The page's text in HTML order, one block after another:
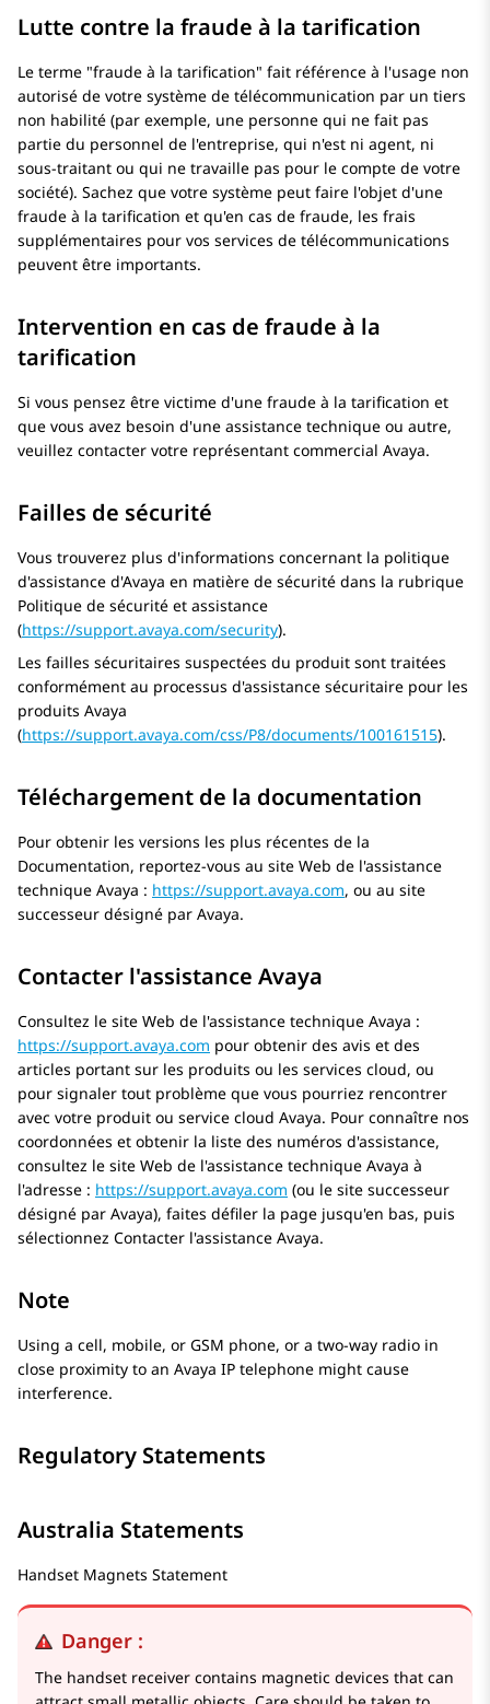
Lutte contre la fraude à la tarification
Le terme fraude à la tarification fait référence à l'usage non
autorisé de votre système de télécommunication par un tiers
non habilité (par exemple, une personne qui ne fait pas
partie du personnel de l'entreprise, qui n'est ni agent, ni
sous-traitant ou qui ne travaille pas pour le compte de votre
société). Sachez que votre système peut faire l'objet d'une
fraude à la tarification et qu'en cas de fraude, les frais
supplémentaires pour vos services de télécommunications
peuvent être importants.
Intervention en cas de fraude à la
tarification
Si vous pensez être victime d'une fraude à la tarification et
que vous avez besoin d'une assistance technique ou autre,
veuillez contacter votre représentant commercial Avaya.
Failles de sécurité
Vous trouverez plus d'informations concernant la politique
d'assistance d'Avaya en matière de sécurité dans la rubrique
Politique de sécurité et assistance
(https://support.avaya.com/security).
Les failles sécuritaires suspectées du produit sont traitées
conformément au processus d'assistance sécuritaire pour les
produits Avaya
(https://support.avaya.com/css/P8/documents/100161515).
Téléchargement de la documentation
Pour obtenir les versions les plus récentes de la
Documentation, reportez-vous au site Web de l'assistance
technique Avaya : https://support.avaya.com, ou au site
successeur désigné par Avaya.
Contacter l'assistance Avaya
Consultez le site Web de l'assistance technique Avaya :
https://support.avaya.com pour obtenir des avis et des
articles portant sur les produits ou les services cloud, ou
pour signaler tout problème que vous pourriez rencontrer
avec votre produit ou service cloud Avaya. Pour connaître nos
coordonnées et obtenir la liste des numéros d'assistance,
consultez le site Web de l'assistance technique Avaya à
l'adresse : https://support.avaya.com (ou le site successeur
désigné par Avaya), faites défiler la page jusqu'en bas, puis
sélectionnez Contacter l'assistance Avaya.
Note
Using a cell, mobile, or GSM phone, or a two-way radio in
close proximity to an Avaya IP telephone might cause
interference.
Regulatory Statements
Australia Statements
Handset Magnets Statement
Danger :
The handset receiver contains magnetic devices that can